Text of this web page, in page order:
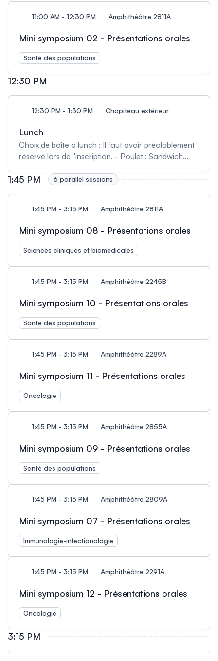
11:00 AM - 12:30 PM Amphithéâtre 2811A
Mini symposium 02 - Présentations orales
Santé des populations
12:30 PM
12:30 PM - 1:30 PM Chapiteau extérieur
Lunch
Choix de boîte à lunch : Il faut avoir préalablement
réservé lors de l'inscription. - Poulet : Sandwich
grillé et légumes grillés - Sans gluten / Sans lactose :
Salade de poulet teriyaki vinaigrette Wafu
1:45 PM 6 parallel sessions
1:45 PM - 3:15 PM Amphithéâtre 2811A
Mini symposium 08 - Présentations orales
Sciences cliniques et biomédicales
1:45 PM - 3:15 PM Amphithéâtre 2245B
Mini symposium 10 - Présentations orales
Santé des populations
1:45 PM - 3:15 PM Amphithéâtre 2289A
Mini symposium 11 - Présentations orales
Oncologie
1:45 PM - 3:15 PM Amphithéâtre 2855A
Mini symposium 09 - Présentations orales
Santé des populations
1:45 PM - 3:15 PM Amphithéâtre 2809A
Mini symposium 07 - Présentations orales
Immunologie-infectionologie
1:45 PM - 3:15 PM Amphithéâtre 2291A
Mini symposium 12 - Présentations orales
Oncologie
3:15 PM